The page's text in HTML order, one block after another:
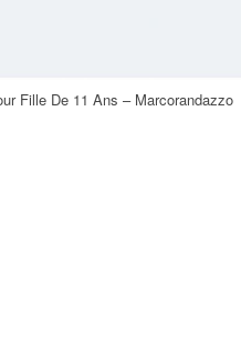
Fille De 11 Ans – Marcorandazzo